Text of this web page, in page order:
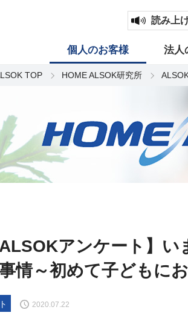
読み上
個人のお客様 法人
TOP HOME ALSOK研究所
ALSOKアンケート】
情～初めて子どもに
2020.07.22